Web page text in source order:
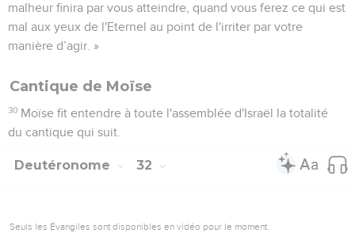
malheur finira par vous atteindre, quand vous ferez ce qui est
mal aux yeux de l'Eternel au point de l'irriter par votre
manière d’agir. »
Cantique de Moïse
30 Moïse fit entendre à toute l'assemblée d'Israël la totalité
du cantique qui suit.
Deutéronome 32
Seuls les Évangiles sont disponibles en vidéo pour le moment.